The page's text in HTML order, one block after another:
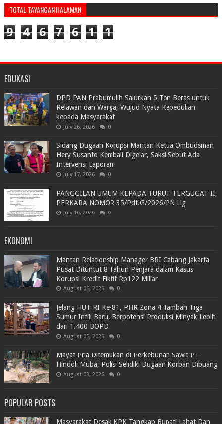
TOTAL TAYANGAN HALAMAN
9 4 6 7 6 1 1
EDUKASI
DPD PAN Prabumulih Salurkan 5 Ton Beras untuk
Relawan dan Warga, Wujud Nyata Kepedulian
kepada Masyarakat
July 26, 2026 0
Sidang Dugaan Korupsi Mantan Ketua Ombudsman
Hery Susanto Kembali Digelar, Saksi Sebut Ada
Intervensi Laporan
July 17, 2026 0
PANGGILAN UMUM KEPADA TURUT TERGUGAT II,
PERKARA NOMOR 35/Pdt.G/2026/PN Llg
July 16, 2026 0
EKONOMI
Mantan Relationship Manager BRI Cabang Jakarta
Pusat Dituntut 8 Tahun Penjara dalam Kasus
Korupsi Kredit Fiktif Rp122 Miliar
August 06, 2026 0
Jelang HUT RI Ke-81, PHR Zona 4 Tambah Tiga
Sumur Infill Baru, Berpotensi Produksi Minyak Lebih
dari 1.400 BOPD
August 05, 2026 0
Mayat Pria Ditemukan di Perkebunan Sawit PT
Hindoli Muba, Polisi Selidiki Dugaan Korban Dibuang
August 03, 2026 0
POPULAR POSTS
Masyarakat Desak KPK Tangkap Bupati Lahat Dan